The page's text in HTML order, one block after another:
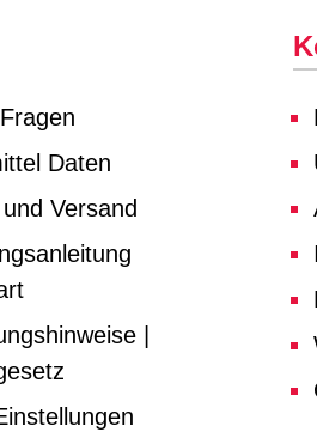
Daten
Versand
|